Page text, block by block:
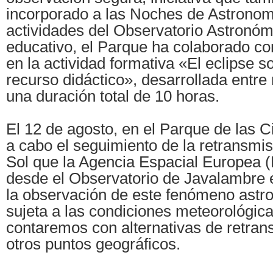
incorporado a las Noches de
actividades del Observatorio
educativo, el Parque ha colaborado
en la actividad formativa «El eclipse
recurso didáctico», desarrollada entre
una duración total de 10 horas.
El 12 de agosto, en el Parque de las
a cabo el seguimiento de la
Sol que la Agencia Espacial Europea
desde el Observatorio de Javalambre
la observación de este fenómeno
sujeta a las condiciones
contaremos con alternativas de
otros puntos geográficos.